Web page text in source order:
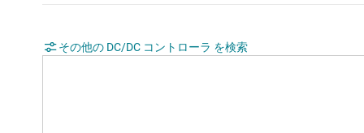
その他の DC/DC コントローラ を検索